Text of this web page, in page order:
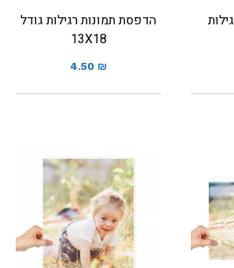
הדפסת תמונות רגילות גודל
13X18
4.50 ₪